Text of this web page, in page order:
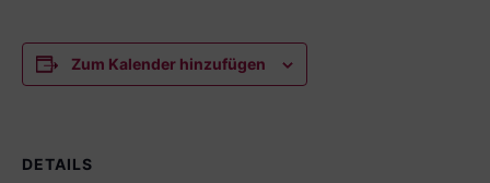
Zum Kalender hinzufügen
DETAILS